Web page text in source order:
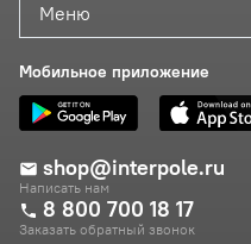
Меню
Мобильное приложение
shop@interpole.ru
Написать нам
8 800 700 18 17
Заказать обратный звонок